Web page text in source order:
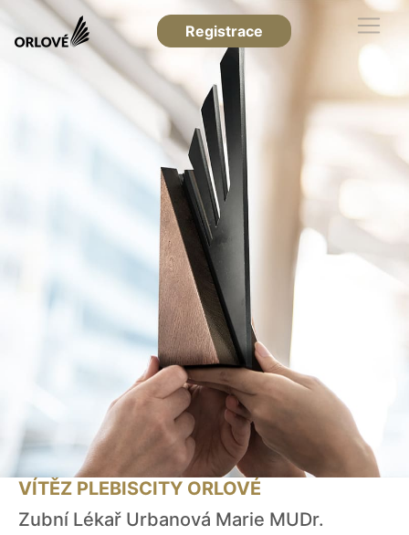
Registrace
VÍTĚZ PLEBISCITY ORLOVÉ
Zubní Lékař Urbanová Marie MUDr.